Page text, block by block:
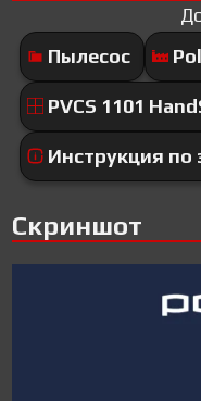
Пылесос
PVCS 1101
Инструкция по
Скриншот